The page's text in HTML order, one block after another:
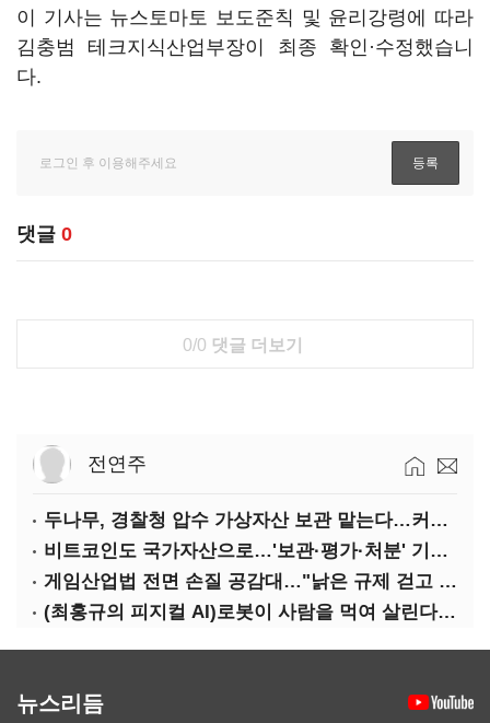
이 기사는 뉴스토마토 보도준칙 및 윤리강령에 따라
김충범 테크지식산업부장이 최종 확인·수정했습니
다.
댓글 0
0/0 댓글 더보기
전연주
두나무, 경찰청 압수 가상자산 보관 맡는다…커스터디 사업 최종 낙찰
비트코인도 국가자산으로…'보관·평가·처분' 기준은 숙제
게임산업법 전면 손질 공감대…"낡은 규제 걷고 안전장치 촘촘히 해야"
(최홍규의 피지컬 AI)로봇이 사람을 먹여 살린다, 그런데 언제 먹여야 할지는 모른다
뉴스리듬